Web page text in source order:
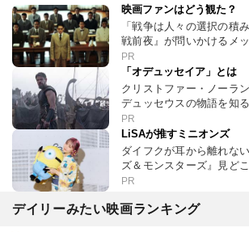
映画ファンはどう観た？
「戦争は人々の選択の積
戦前夜』が問いかけるメ
PR
「オデュッセイア」とは
クリストファー・ノーラ
デュッセウスの物語を知る
PR
LiSAが推すミニオンズ
ダイフクが耳から離れな
ズ＆モンスターズ』見ど
PR
デイリーみたい映画ランキング